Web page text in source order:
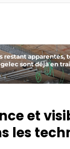
de votre
S’inscrire
statement
restant apparentes,
sont déjà en
et
les